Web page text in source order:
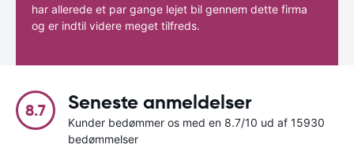
har allerede et par gange lejet bil gennem dette firma
og er indtil videre meget tilfreds.
8.7 Seneste anmeldelser
Kunder bedømmer os med en 8.7/10 ud af 15930
bedømmelser